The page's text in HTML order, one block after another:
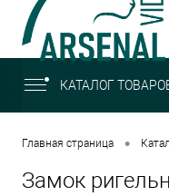
КАТАЛОГ
Главная страница •
Замок